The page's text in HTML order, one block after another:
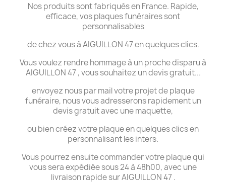
Nos produits sont fabriqués en France. Rapide,
efficace, vos plaques funéraires sont
personnalisables
de chez vous à AIGUILLON 47 en quelques clics.
Vous voulez rendre hommage à un proche disparu à
AIGUILLON 47 , vous souhaitez un devis gratuit...
envoyez nous par mail votre projet de plaque
funéraire, nous vous adresserons rapidement un
devis gratuit avec une maquette,
ou bien créez votre plaque en quelques clics en
personnalisant les inters.
Vous pourrez ensuite commander votre plaque qui
vous sera expédiée sous 24 à 48h00, avec une
livraison rapide sur AIGUILLON 47 .